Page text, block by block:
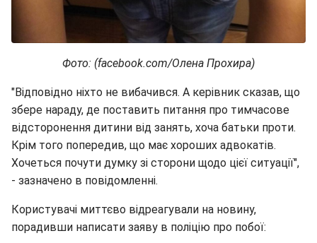
Фото: (facebook.com/Олена Прохира)
"Відповідно ніхто не вибачився. А керівник сказав, що
збере нараду, де поставить питання про тимчасове
відсторонення дитини від занять, хоча батьки проти.
Крім того попередив, що має хороших адвокатів.
Хочеться почути думку зі сторони щодо цієї ситуації",
- зазначено в повідомленні.
Користувачі миттєво відреагували на новину,
порадивши написати заяву в поліцію про побої: